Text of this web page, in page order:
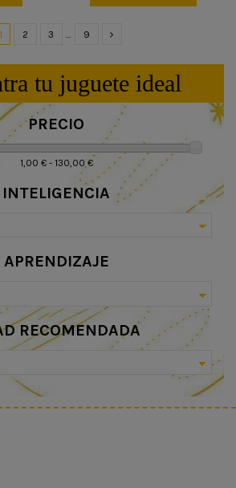
1 2 3 9
tu juguete ideal
PRECIO
1,00 € - 130,00 €
INTELIGENCIA
APRENDIZAJE
RECOMENDADA